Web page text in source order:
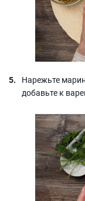
Нарежьте
добавьте к